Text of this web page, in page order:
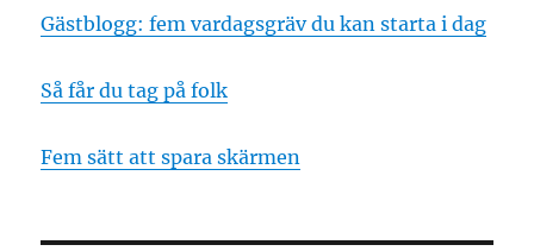
Gästblogg: fem vardagsgräv du kan starta i dag
Så får du tag på folk
Fem sätt att spara skärmen